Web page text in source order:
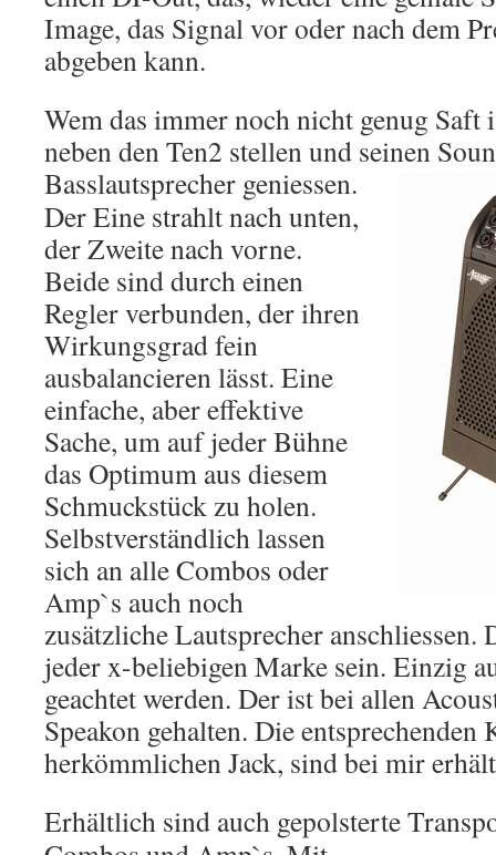
Image, das Signal vor oder nach dem
abgeben kann.
Wem das immer noch nicht genug Saft
neben den Ten2 stellen und seinen
Basslautsprecher geniessen.
Der Eine strahlt nach unten,
der Zweite nach vorne.
Beide sind durch einen
Regler verbunden, der ihren
Wirkungsgrad fein
ausbalancieren lässt. Eine
einfache, aber effektive
Sache, um auf jeder Bühne
das Optimum aus diesem
Schmuckstück zu holen.
Selbstverständlich lassen
sich an alle Combos oder
Amp`s auch noch
zusätzliche Lautsprecher anschliessen.
jeder x-beliebigen Marke sein. Einzig
geachtet werden. Der ist bei allen
Speakon gehalten. Die entsprechenden
herkömmlichen Jack, sind bei mir
Erhältlich sind auch gepolsterte